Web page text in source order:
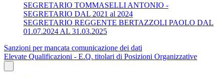
SEGRETARIO TOMMASELLI ANTONIO -
SEGRETARIO DAL 2021 al 2024
SEGRETARIO REGGENTE BERTAZZOLI PAOLO DAL
01.07.2024 AL 31.03.2025
Sanzioni per mancata comunicazione dei dati
Elevate Qualificazioni - E.Q. titolari di Posizioni Organizzative